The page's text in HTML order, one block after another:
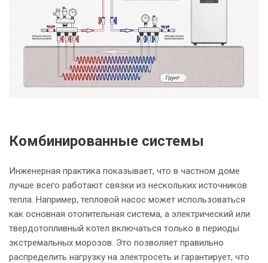
Комбинированные системы
Инженерная практика показывает, что в частном доме
лучше всего работают связки из нескольких источников
тепла. Например, тепловой насос может использоваться
как основная отопительная система, а электрический или
твердотопливный котел включаться только в периоды
экстремальных морозов. Это позволяет правильно
распределить нагрузку на электросеть и гарантирует, что